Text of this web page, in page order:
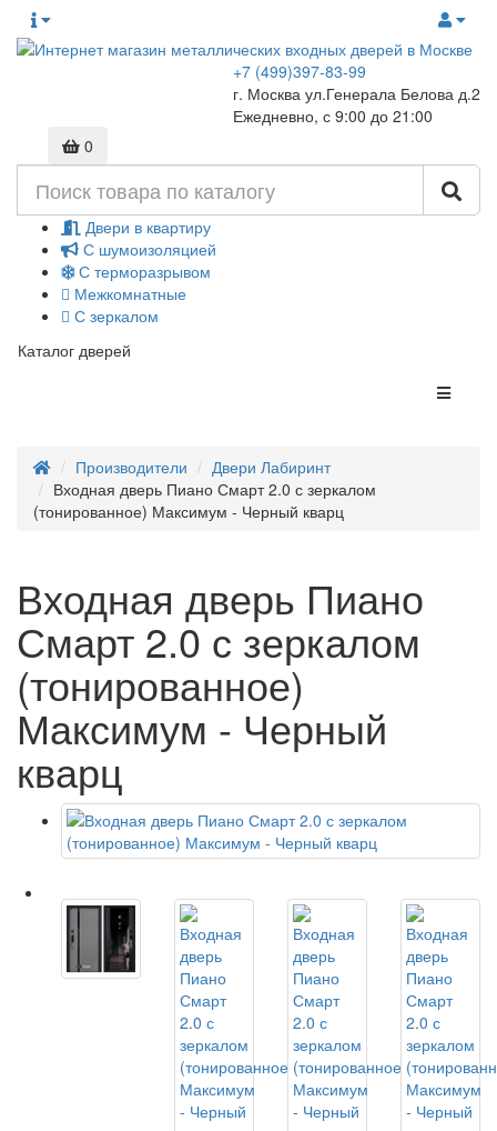
+7 (499)397-83-99
г. Москва ул.Генерала Белова д.2
Ежедневно, с 9:00 до 21:00
0
Двери в квартиру
С шумоизоляцией
С терморазрывом
Межкомнатные
С зеркалом
Каталог дверей
Производители
Двери Лабиринт
Входная дверь Пиано Смарт 2.0 с зеркалом
(тонированное) Максимум - Черный кварц
Входная дверь Пиано
Смарт 2.0 с зеркалом
(тонированное)
Максимум - Черный
кварц